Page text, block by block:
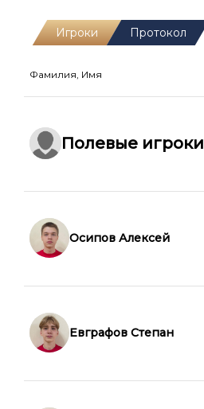
Игроки Протокол
Фамилия, Имя
Полевые игроки
Осипов Алексей
Евграфов Степан